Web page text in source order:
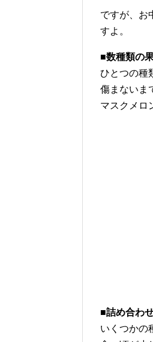
ですが、お
すよ。
■数種類の
ひとつの種
傷まないま
マスクメロ
■詰め合わ
いくつかの